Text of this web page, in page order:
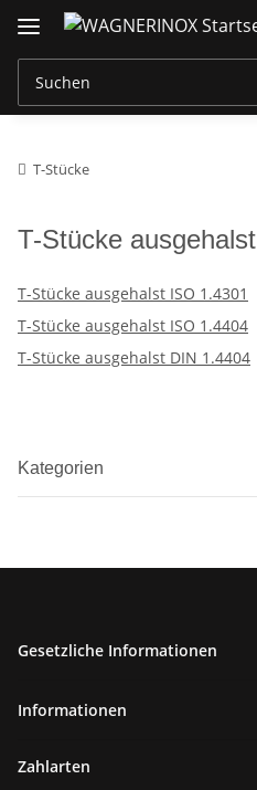
T-Stücke
T-Stücke ausgehalst
T-Stücke ausgehalst ISO 1.4301
T-Stücke ausgehalst ISO 1.4404
T-Stücke ausgehalst DIN 1.4404
Kategorien
Gesetzliche Informationen
Informationen
Zahlarten